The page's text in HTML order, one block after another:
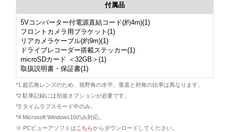
付属品
5Vコンバーター付電源直結コード(約4m)(1)
フロントカメラ用ブラケット(1)
リアカメラケーブル(約9m)(1)
ドライブレコーダー搭載ステッカー(1)
microSDカード ＜32GB＞(1)
取扱説明書・保証書(1)
*1 超広角レンズのため、視野角の水平、垂直と対角の比率は異なります。
*2 駐車記録には別途オプションが必要です。
*3 タイムラプスモード中のみ。
*4 Microsoft Windows10のみ対応。
※ PCビューアソフトは こちらからダウンロードしてください。